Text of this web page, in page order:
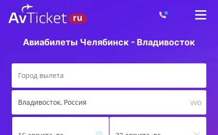
Авиабилеты Челябинск - Владивосток
Владивосток, Россия VVO